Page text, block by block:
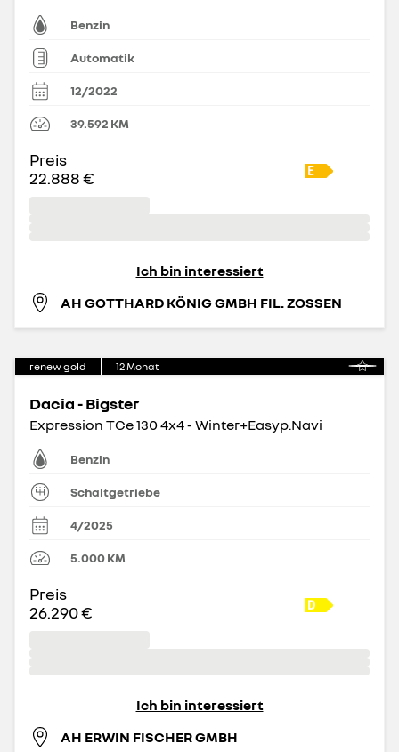
Benzin
Automatik
12/2022
39.592 KM
Preis
22.888 €
Ich bin interessiert
AH GOTTHARD KÖNIG GMBH FIL. ZOSSEN
renew gold 12Monat
Dacia - Bigster
Expression TCe 130 4x4 - Winter+Easyp.Navi
Benzin
Schaltgetriebe
4/2025
5.000KM
Preis
26.290 €
Ich bin interessiert
AH ERWIN FISCHER GMBH